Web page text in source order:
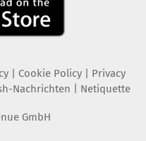
| Cookie Policy| Privacy
Nachrichten | Netiquette
GmbH